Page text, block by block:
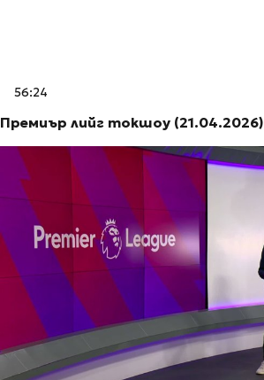
56:24
Премиър лийг токшоу (21.04.2026)